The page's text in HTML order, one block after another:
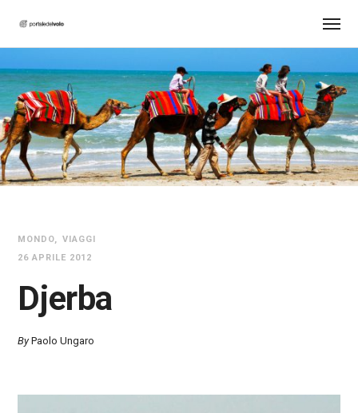
MONDO
VIAGGI
26 APRILE 2012
Djerba
ByPaolo Ungaro